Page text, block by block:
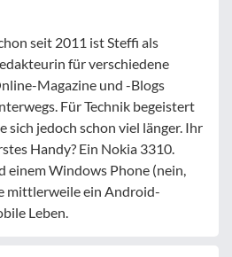
seit 2011 ist Steffi als
für verschiedene
Magazine und -Blogs
Für Technik begeistert
sich jedoch schon viel länger. Ihr
Handy? Ein Nokia 3310.
einem Windows Phone (nein,
mittlerweile ein Android-
Leben.